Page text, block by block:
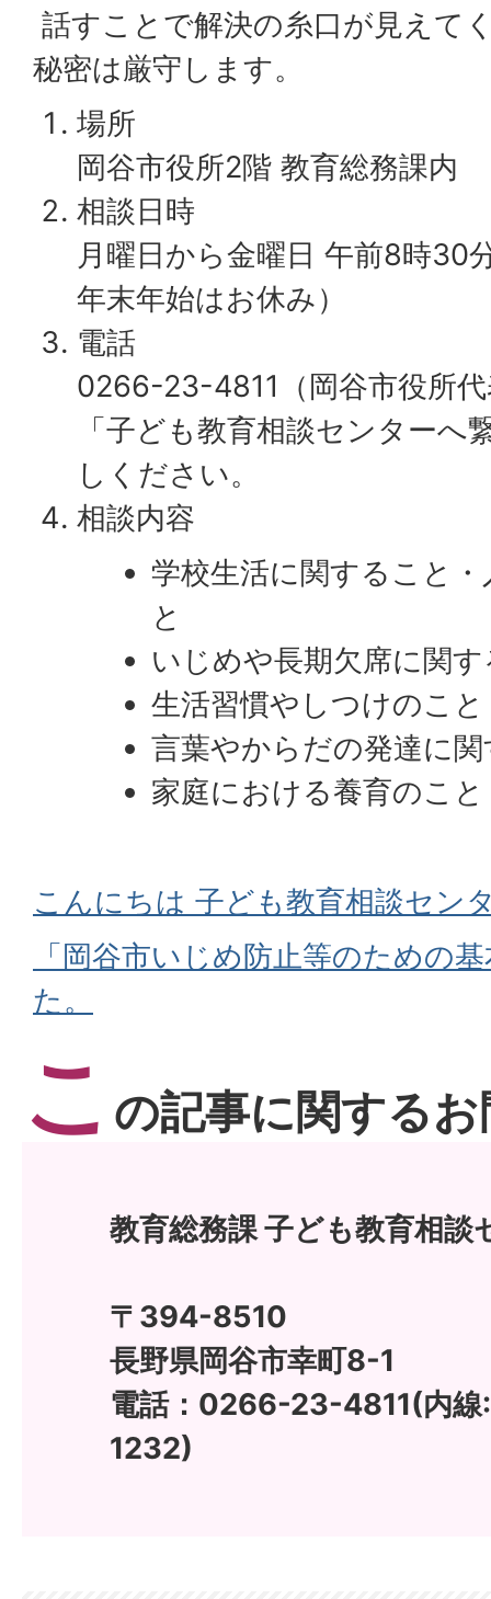
話すことで解決の糸口が見えて
秘密は厳守します。
場所
岡谷市役所2階 教育総務課内
相談日時
月曜日から金曜日 午前8時30
年末年始はお休み）
電話
0266-23-4811（岡谷市役所
「子ども教育相談センターへ
しください。
相談内容
学校生活に関すること
と
いじめや長期欠席に関
生活習慣やしつけのこと
言葉やからだの発達に
家庭における養育のこと
こんにちは 子ども教育相談セン
「岡谷市いじめ防止等のための
た。
こ の記事に関する
教育総務課 子ども教育相談
〒394-8510
長野県岡谷市幸町8-1
電話：0266-23-4811(内線
1232)